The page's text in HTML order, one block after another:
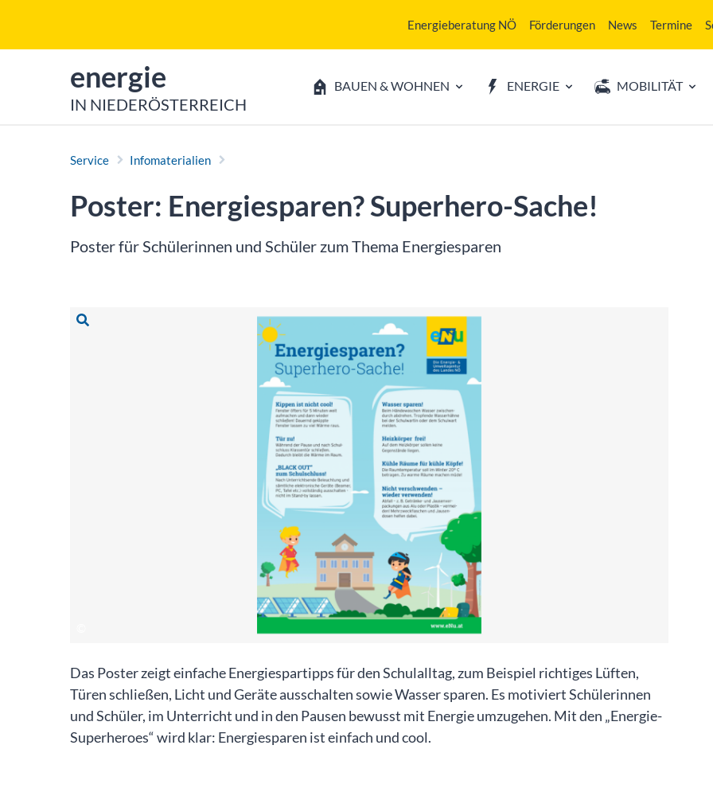
Energieberatung NÖ Förderungen News Termine
zur Startseite von
energie
IN NIEDERÖSTERREICH
BAUEN & WOHNEN ENERGIE MOBILITÄT
Service Infomaterialien
Poster: Energiesparen? Superhero-Sache!
Poster für Schülerinnen und Schüler zum Thema Energiesparen
Das Poster zeigt einfache Energiespartipps für den Schulalltag, zum Beispiel richtiges Lüften,
Türen schließen, Licht und Geräte ausschalten sowie Wasser sparen. Es motiviert Schülerinnen
und Schüler, im Unterricht und in den Pausen bewusst mit Energie umzugehen. Mit den „Energie-
Superheroes“ wird klar: Energiesparen ist einfach und cool.